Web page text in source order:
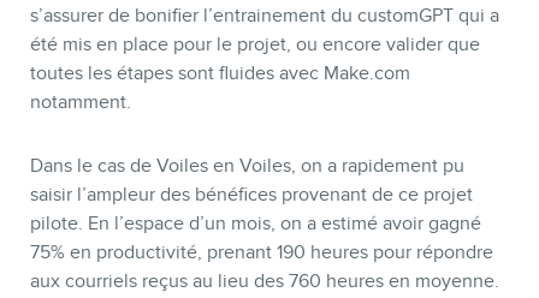
s’assurer de bonifier l’entrainement du customGPT qui a
été mis en place pour le projet, ou encore valider que
toutes les étapes sont fluides avec Make.com
notamment.
Dans le cas de Voiles en Voiles, on a rapidement pu
saisir l’ampleur des bénéfices provenant de ce projet
pilote. En l’espace d’un mois, on a estimé avoir gagné
75% en productivité, prenant 190 heures pour répondre
aux courriels reçus au lieu des 760 heures en moyenne.